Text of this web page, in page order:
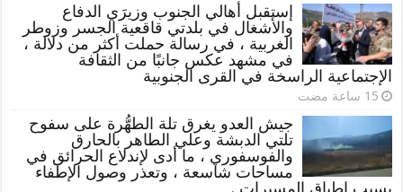
إستقبل أهالي الجنوب وزيرَي الدفاع
والأشغال في بلدتي قاقعية الجسر وزوطر
الغربية ، في رسالة حملت أكثر من دلالة ،
في مشهد عكس جانبًا من الثقافة
الإجتماعية الراسخة في القرى الجنوبية
جيش العدو يغرق تلة الطهُّرة على سفوح
تلتي الدبشة وعلي الطاهر بالحارق
والفوسفوري ، ما أدى لإندلاع الحرائق في
مساحات شاسعة ، وتعذر وصول الإطفاء
بسبب إطباق المسيرات .